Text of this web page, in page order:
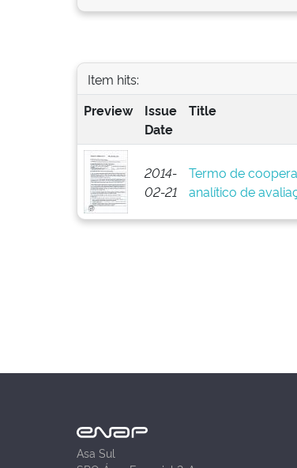
Item hits:
Preview
Issue
Date
Title
2014-
02-21
Termo de
analítico de
Asa Sul